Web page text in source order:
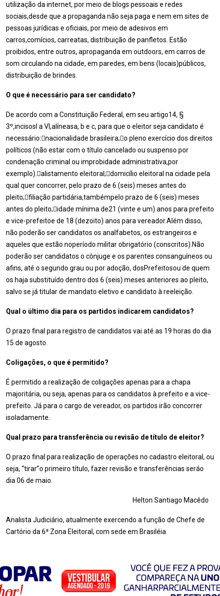
utilização da internet, por meio de blogs pessoais e redes
sociais,desde que a propaganda não seja paga e nem em sites de
pessoas jurídicas e oficiais, por meio de adesivos em
carros,comícios, carreatas, distribuição de panfletos. Estão
proibidos, entre outros, apropaganda em outdoors, em carros de
som circulando na cidade, em paredes, em bens (locais)públicos,
distribuição de brindes.
O que é necessário para ser candidato?
De acordo com a Constituição Federal, em seu artigo14, §
3º,incisosI a VI,alíneasa, b e c, para que o eleitor seja candidato é
necessário:nacionalidade brasileira;o pleno exercício dos direitos
políticos (não estar com o título cancelado ou suspenso por
condenação criminal ou improbidade administrativa,por
exemplo).alistamento eleitoral;domicílio eleitoral na cidade pela
qual quer concorrer, pelo prazo de 6 (seis) meses antes do
pleito;filiação partidária,tambémpelo prazo de 6 (seis) meses
antes do pleito;idade mínima de21 (vinte e um) anos para prefeito
e vice-prefeitoe de 18 (dezoito) anos para vereador.Além disso,
não poderão ser candidatos os analfabetos, os estrangeiros e
aqueles que estão noperíodo militar obrigatório (conscritos).Não
poderão ser candidatos o cônjuge e os parentes consanguíneos ou
afins, até o segundo grau ou por adoção, dosPrefeitosou de quem
os haja substituído dentro dos 6 (seis) meses anteriores ao pleito,
salvo se já titular de mandato eletivo e candidato à reeleição.
Qual o último dia para os partidos indicarem candidatos?
O prazo final para registro de candidatos vai até as 19 horas do dia
15 de agosto.
Coligações, o que é permitido?
É permitido a realização de coligações apenas para a chapa
majoritária, ou seja, apenas para os candidatos à prefeito e a vice-
prefeito. Já para o cargo de vereador, os partidos irão concorrer
isoladamente.
Qual prazo para transferência ou revisão de título de eleitor?
O prazo final para realização de operações no cadastro eleitoral, ou
seja, “tirar”o primeiro título, fazer revisão e transferências seráo
dia 06 de maio.
Helton Santiago Macêdo
Analista Judiciário, atualmente exercendo a função de Chefe de
Cartório da 6ª Zona Eleitoral, com sede em Brasiléia